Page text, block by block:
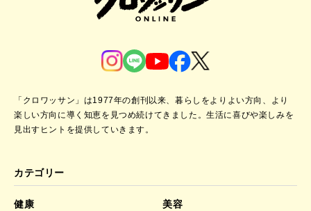
「クロワッサン」は1977年の創刊以来、暮らしをよりよい方向、より
楽しい方向に導く知恵を見つめ続けてきました。生活に喜びや楽しみを
見出すヒントを提供していきます。
カテゴリー
健康
美容